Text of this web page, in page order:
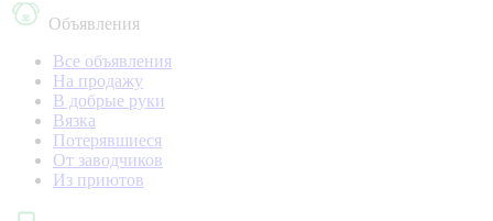
Объявления
Все объявления
На продажу
В добрые руки
Вязка
Потерявшиеся
От заводчиков
Из приютов